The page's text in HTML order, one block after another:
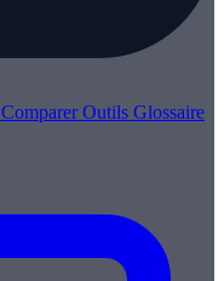
ComparerOutils Glossaire